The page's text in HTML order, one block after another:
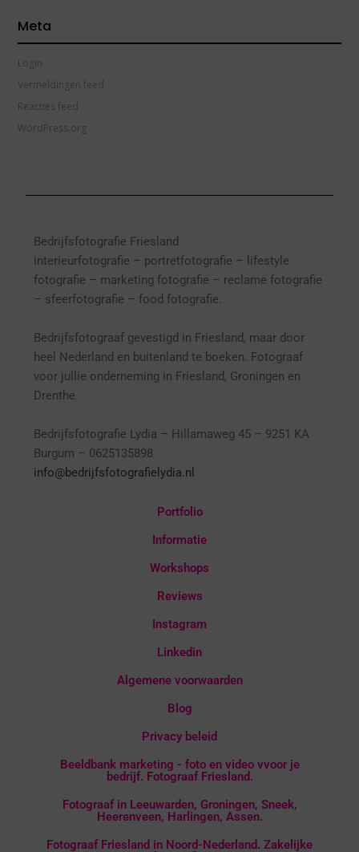
Meta
Login
Vermeldingen feed
Reacties feed
WordPress.org
Bedrijfsfotografie Friesland
interieurfotografie – portretfotografie – l ifestyle
fotografie – marketing fotografie – reclame fotografie
– sfeerfotografie – food fotografie.
Bedrijfsfotograaf gevestigd in Friesland, maar door
heel Nederland en buitenland te boeken. Fotograaf
voor jullie onderneming in Friesland, Groningen en
Drenthe.
Bedrijfsfotografie Lydia – Hillamaweg 45 – 9251 KA
Burgum – 0625135898
info@bedrijfsfotografielydia.nl
Portfolio
Informatie
Workshops
Reviews
Instagram
Linkedin
Algemene voorwaarden
Blog
Privacy beleid
Beeldbank marketing - foto en video vvoor je
bedrijf. Fotograaf Friesland.
Fotograaf in Leeuwarden, Groningen, Sneek,
Heerenveen, Harlingen, Assen.
Fotograaf Friesland in Noord-Nederland. Zakelijke